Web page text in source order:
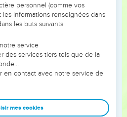
et il y a sur ses lèvres
son prochain et le fait marcher
pour méditer des pensées
lèvres, a déjà accompli le mal.
une couronne d'honneur : c'est
personnel (comme vos
informations renseignées dans
les buts suivants :
service
des services tiers tels que de la
en contact avec notre service de
mes cookies